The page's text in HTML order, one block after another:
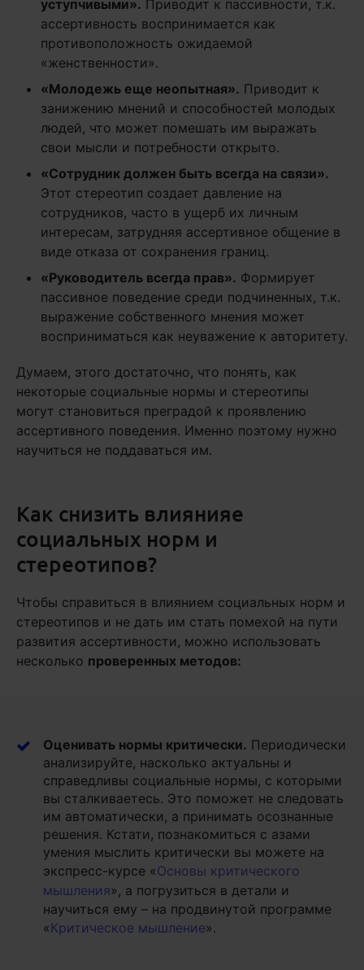
уступчивыми». Приводит к пассивности, т.к.
ассертивность воспринимается как
противоположность ожидаемой
«женственности».
«Молодежь еще неопытная». Приводит к
занижению мнений и способностей молодых
людей, что может помешать им выражать
свои мысли и потребности открыто.
«Сотрудник должен быть всегда на связи».
Этот стереотип создает давление на
сотрудников, часто в ущерб их личным
интересам, затрудняя ассертивное общение в
виде отказа от сохранения границ.
«Руководитель всегда прав». Формирует
пассивное поведение среди подчиненных, т.к.
выражение собственного мнения может
восприниматься как неуважение к авторитету.
Думаем, этого достаточно, что понять, как
некоторые социальные нормы и стереотипы
могут становиться преградой к проявлению
ассертивного поведения. Именно поэтому нужно
научиться не поддаваться им.
Как снизить влиянияе
социальных норм и
стереотипов?
Чтобы справиться в влиянием социальных норм и
стереотипов и не дать им стать помехой на пути
развития ассертивности, можно использовать
несколько проверенных методов:
Оценивать нормы критически. Периодически
анализируйте, насколько актуальны и
справедливы социальные нормы, с которыми
вы сталкиваетесь. Это поможет не следовать
им автоматически, а принимать осознанные
решения. Кстати, познакомиться с азами
умения мыслить критически вы можете на
экспресс-курсе «Основы критического
мышления», а погрузиться в детали и
научиться ему – на продвинутой программе
«Критическое мышление».